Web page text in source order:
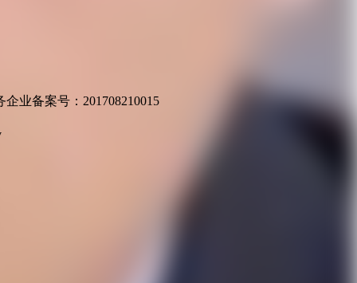
业备案号：201708210015